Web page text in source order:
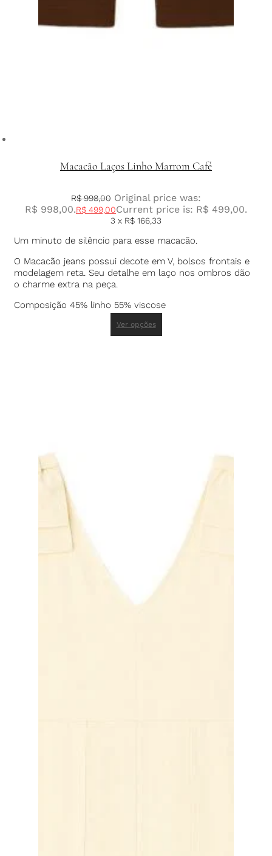
Macacão Laços Linho Marrom Café
R$998,00 Original price was:
R$ 998,00.R$ 499,00Current price is: R$ 499,00.
3 x R$ 166,33
Um minuto de silêncio para esse macacão.
O Macacão jeans possui decote em V, bolsos frontais e
modelagem reta. Seu detalhe em laço nos ombros dão
o charme extra na peça.
Composição 45% linho 55% viscose
Ver opções